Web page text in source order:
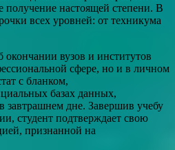
настоящей степени. В
всех уровней: от техникума
вузов и институтов
сфере, но и в личном
с бланком,
базах данных,
завтрашнем дне. Завершив учебу
студент подтверждает свою
признанной на